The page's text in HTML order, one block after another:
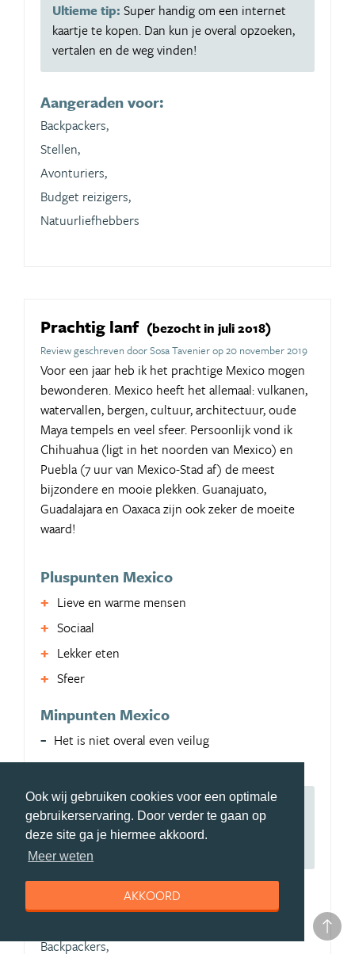
Ook wij gebruiken cookies voor een optimale
gebruikerservaring. Door verder te gaan op
deze site ga je hiermee akkoord.
Meer weten
AKKOORD
Ultieme tip: Super handig om een internet
kaartje te kopen. Dan kun je overal opzoeken,
vertalen en de weg vinden!
Aangeraden voor:
Backpackers,
Stellen,
Avonturiers,
Budget reizigers,
Natuurliefhebbers
Prachtig lanf (bezocht in juli 2018)
Review geschreven door Sosa Tavenier op 20 november 2019
Voor een jaar heb ik het prachtige Mexico mogen
bewonderen. Mexico heeft het allemaal: vulkanen,
watervallen, bergen, cultuur, architectuur, oude
Maya tempels en veel sfeer. Persoonlijk vond ik
Chihuahua (ligt in het noorden van Mexico) en
Puebla (7 uur van Mexico-Stad af) de meest
bijzondere en mooie plekken. Guanajuato,
Guadalajara en Oaxaca zijn ook zeker de moeite
waard!
Pluspunten Mexico
Lieve en warme mensen
Sociaal
Lekker eten
Sfeer
Minpunten Mexico
Het is niet overal even veilug
Ultieme tip:Reis rond Día de los Muertos
naar Mexico om de feestdag en cultuur te
bekijken en beter te begrijpen.
Aangeraden voor:
Backpackers,